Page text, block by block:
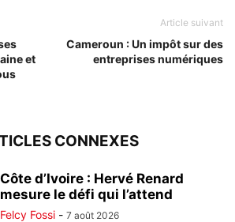
et
Article suivant
Cameroun : Un impôt sur des
entreprises numériques
CONNEXES
Côte d’Ivoire : Hervé Renard
mesure le défi qui l’attend
Felcy Fossi - 7 août 2026